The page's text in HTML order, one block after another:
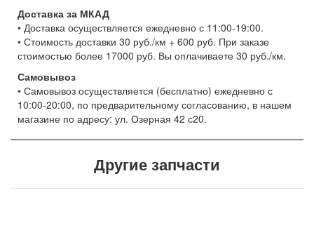
Доставка за МКАД
• Доставка осуществляется ежедневно с 11:00-19:00.
• Стоимость доставки 30 руб./км + 600 руб. При заказе
стоимостью более 17000 руб. Вы оплачиваете 30 руб./км.
Самовывоз
• Самовывоз осуществляется (бесплатно) ежедневно с
10:00-20:00, по предварительному согласованию, в нашем
магазине по адресу: ул. Озерная 42 с20.
Другие запчасти